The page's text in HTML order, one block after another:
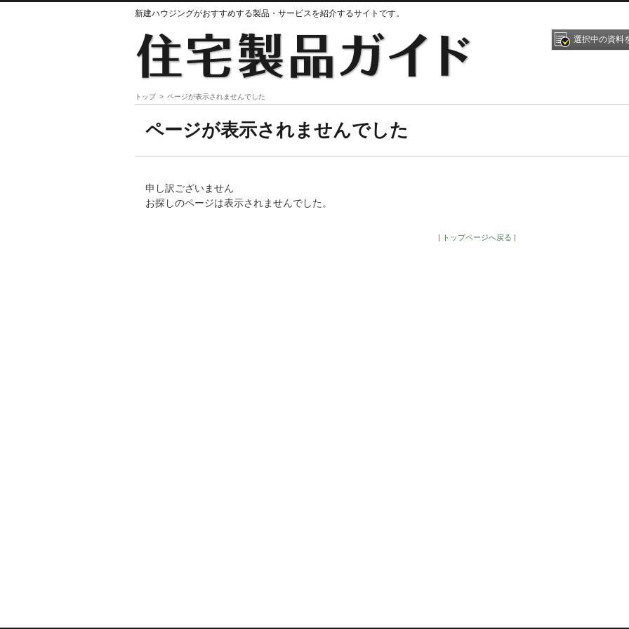
新建ハウジングがおすすめする製品・サービスを紹介するサイトです。
選択中の資料
トップ ページが表示されませんでした
ページが表示されませんでした
申し訳ございません
お探しのページは表示されませんでした。
| トップページへ戻る |